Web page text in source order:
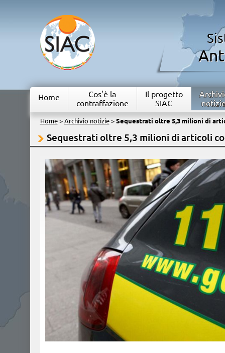
Home
Cos'è la
contraffazione
Il progetto
SIAC
Home> Archivio notizie> Sequestrati oltre 5,3 milioni di
Sequestrati oltre 5,3 milioni di articoli